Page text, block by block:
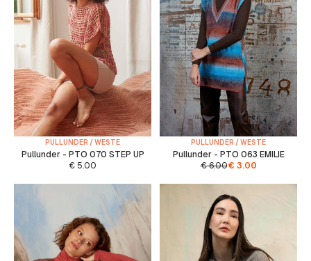
PULLUNDER / WESTE
Pullunder - PTO 070 STEP UP
€ 5.00
PULLUNDER / WESTE
Pullunder - PTO 063 EMILIE
€6.00€ 3.00